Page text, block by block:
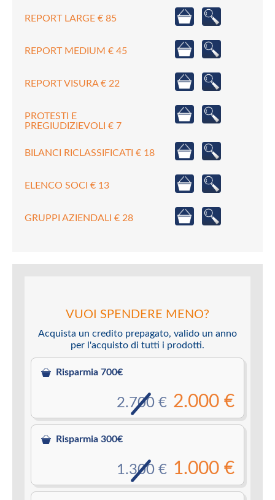
REPORT LARGE € 85
REPORT MEDIUM € 45
REPORT VISURA € 22
PROTESTI E
PREGIUDIZIEVOLI € 7
BILANCI RICLASSIFICATI € 18
ELENCO SOCI € 13
GRUPPI AZIENDALI € 28
VUOI SPENDERE MENO?
Acquista un credito prepagato, valido un anno
per l'acquisto di tutti i prodotti.
Risparmia 700€
2.000 €
2.700 €
Risparmia 300€
1.000 €
1.300 €